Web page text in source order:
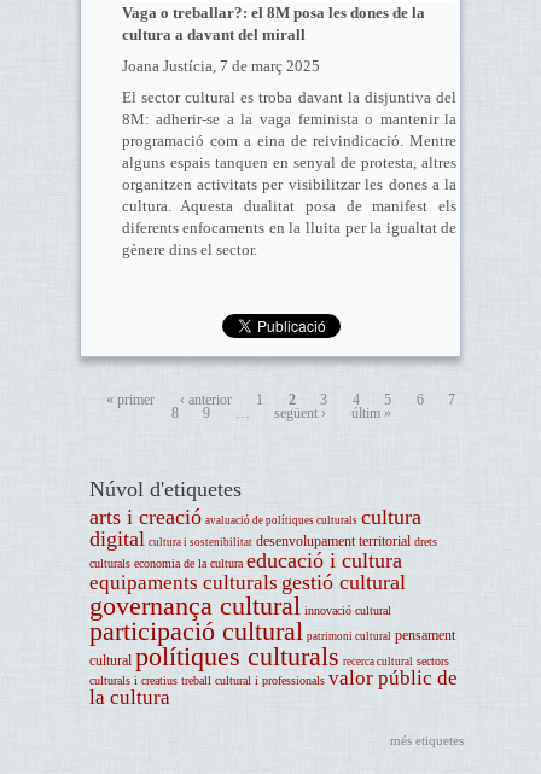
Vaga o treballar?: el 8M posa les dones de la
cultura a davant del mirall
Joana Justícia, 7 de març 2025
El sector cultural es troba davant la disjuntiva del
8M: adherir-se a la vaga feminista o mantenir la
programació com a eina de reivindicació. Mentre
alguns espais tanquen en senyal de protesta, altres
organitzen activitats per visibilitzar les dones a la
cultura. Aquesta dualitat posa de manifest els
diferents enfocaments en la lluita per la igualtat de
gènere dins el sector.
« primer ‹ anterior 1 2 3 4 5 6
7
8
9 … següent › últim »
Núvol d'etiquetes
arts i creació avaluació de polítiques culturals cultura
digital cultura i sostenibilitat desenvolupament territorial drets
culturals economia de la cultura educació i cultura
equipaments culturals gestió cultural
governança cultural innovació cultural
participació cultural patrimoni cultural pensament
cultural polítiques culturals recerca cultural sectors
culturals i creatius treball cultural i professionals valor públic de
la cultura
més etiquetes